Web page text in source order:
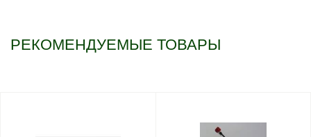
РЕКОМЕНДУЕМЫЕ ТОВАРЫ